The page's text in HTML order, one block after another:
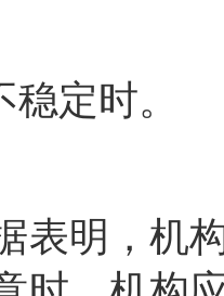
稳定时。
表明，机